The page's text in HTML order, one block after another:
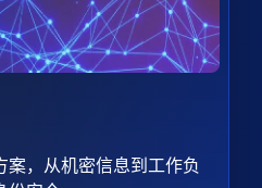
案，从机密信息到工作负